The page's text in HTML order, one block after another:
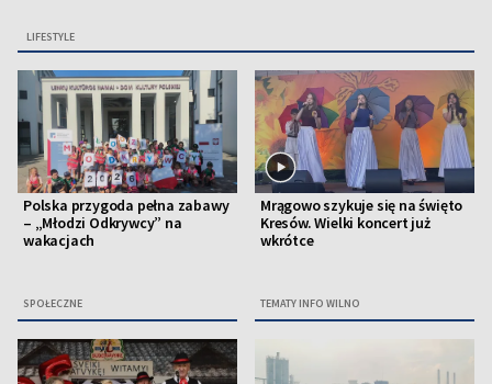
LIFESTYLE
Polska przygoda pełna zabawy
– „Młodzi Odkrywcy” na
wakacjach
SPOŁECZNE
Mrągowo szykuje się na święto
Kresów. Wielki koncert już
wkrótce
TEMATY INFO WILNO